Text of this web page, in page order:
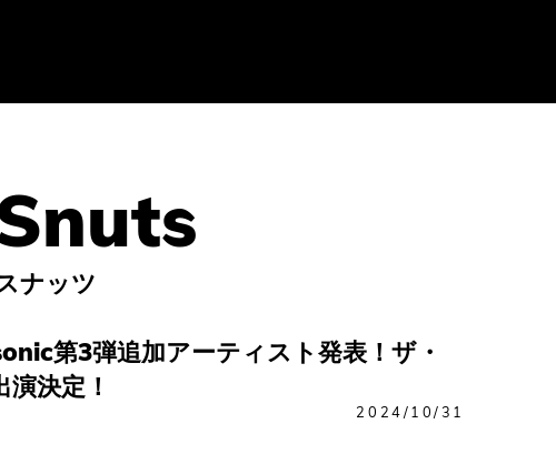
ナッツ
第3弾追加アーティスト発表！ザ・
決定！
2024/10/31